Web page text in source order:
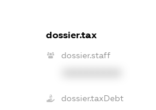
dossier.tax
dossier.staff
dossier.taxDebt